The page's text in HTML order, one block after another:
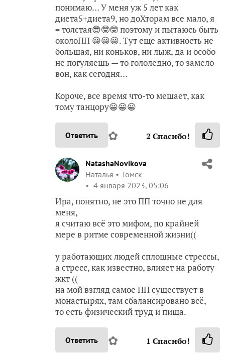
понимаю… У меня уж 5 лет как
диета5+диета9, но доХторам все мало, я
= толстая😎🤓🤓 поэтому и пытаюсь быть
околоПП 😀😀😀. Тут еще активность не
большая, ни коньков, ни лыж, да и особо
не погуляешь — то гололедно, то замело
вон, как сегодня…
Короче, все время что-то мешает, как
тому танцору😀😀😀
Ответить ✿ 2 Спасибо!
NatashaNovikova
Наталья
Томск
4 января 2023, 05:06
Ира, понятно, не это ПП точно не для
меня,
я считаю всё это мифом, по крайней
мере в ритме современной жизни((
у работающих людей сплошные стрессы,
а стресс, как известно, влияет на работу
жкт ((
на мой взгляд самое ПП существует в
монастырях, там сбалансировано всё,
то есть физический труд и пища.
Ответить ✿ 1 Спасибо!